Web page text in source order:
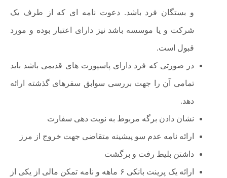
و بستگان فرد باشد. دعوت نامه ای که از طرف یک
شرکت و یا موسسه باشد نیز دارای اعتبار بوده و مورد
قبول است.
در صورتی که فرد دارای پاسپورت های قدیمی باشد باید
تمامی آن را جهت بررسی سوابق سفرهای گذشته ارائه
دهد.
نشان دادن برگه مربوط به نوبت دهی سفارت
ارائه نامه عدم سو پیشینه متقاضی جهت خروج از مرز
داشتن بلیط رفت و برگشت
ارائه یک پرینت بانکی ۶ ماهه و نامه تمکن مالی از یکی از